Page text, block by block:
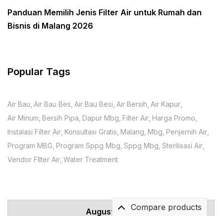
Panduan Memilih Jenis Filter Air untuk Rumah dan
Bisnis di Malang 2026
Popular Tags
Air Bau Air Bau Bes Air Bau Besi Air Bersih Air Kapur
Air Minum Bersih Pipa Dapur Mbg Filter Air Harga Promo
Instalasi Filter Air Konsultasi Gratis Malang Mbg Penjernih Air
Program MBG Program Sppg Mbg Sppg Mbg Sterilisasi Air
Vendor FIlter Air Water Treatment
August 2026Compare products